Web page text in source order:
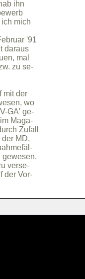
ihn
ich mich
'91
daraus
mal
zu se-
mit der
wo
GA' ge-
Maga-
Zufall
MD,
gewesen,
verse-
der Vor-